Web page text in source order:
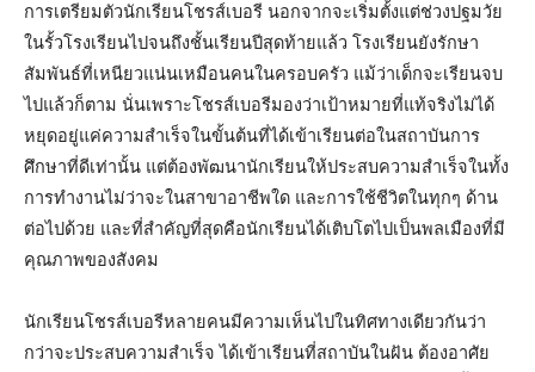
การเตรียมตัวนักเรียนโชรส์เบอรี นอกจากจะเริ่มตั้งแต่ช่วงปฐมวัย
ในรั้วโรงเรียนไปจนถึงชั้นเรียนปีสุดท้ายแล้ว โรงเรียนยังรักษา
สัมพันธ์ที่เหนียวแน่นเหมือนคนในครอบครัว แม้ว่าเด็กจะเรียนจบ
ไปแล้วก็ตาม นั่นเพราะโชรส์เบอรีมองว่าเป้าหมายที่แท้จริงไม่ได้
หยุดอยู่แค่ความสำเร็จในขั้นต้นที่ได้เข้าเรียนต่อในสถาบันการ
ศึกษาที่ดีเท่านั้น แต่ต้องพัฒนานักเรียนให้ประสบความสำเร็จในทั้ง
การทำงานไม่ว่าจะในสาขาอาชีพใด และการใช้ชีวิตในทุกๆ ด้าน
ต่อไปด้วย และที่สำคัญที่สุดคือนักเรียนได้เติบโตไปเป็นพลเมืองที่มี
คุณภาพของสังคม
นักเรียนโชรส์เบอรีหลายคนมีความเห็นไปในทิศทางเดียวกันว่า
กว่าจะประสบความสำเร็จ ได้เข้าเรียนที่สถาบันในฝัน ต้องอาศัย